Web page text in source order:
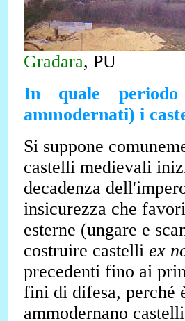
Gradara, PU
In quale
ammodernati) i
Si suppone
castelli medievali
decadenza
insicurezza che
esterne (ungare e
costruire castelli ex
precedenti fino ai
fini di difesa, perché
ammodernano